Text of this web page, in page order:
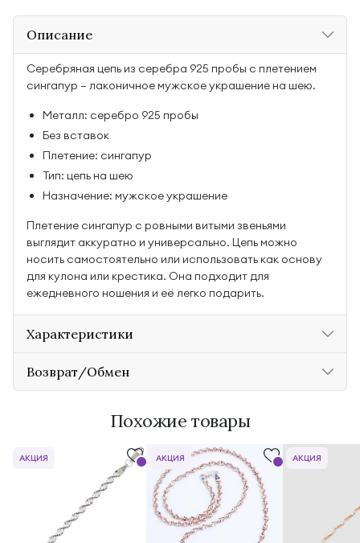
Описание
Серебряная цепь из серебра 925 пробы с плетением
сингапур — лаконичное мужское украшение на шею.
Металл: серебро 925 пробы
Без вставок
Плетение: сингапур
Тип: цепь на шею
Назначение: мужское украшение
Плетение сингапур с ровными витыми звеньями
выглядит аккуратно и универсально. Цепь можно
носить самостоятельно или использовать как основу
для кулона или крестика. Она подходит для
ежедневного ношения и её легко подарить.
Характеристики
Возврат/Обмен
Похожие товары
АКЦИЯ АКЦИЯ АКЦИЯ